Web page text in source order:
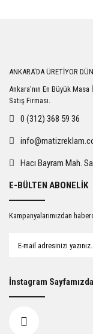
ANKARA'DA ÜRETİYOR
Ankara'nın En Büyük
Satış Firması.
0 (312) 368 59 36
Hacı Bayram Mah.
E-BÜLTEN ABONELİK
Kampanyalarımızdan
İnstagram